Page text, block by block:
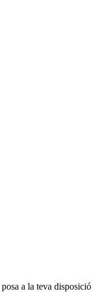
posa a la teva